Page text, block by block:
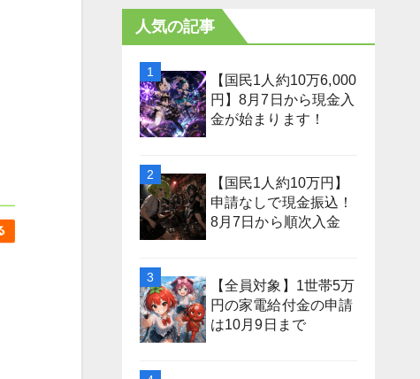
人気の記事
【国民1人約10万6,000
円】8月7日から現金入
金が始まります！
【国民1人約10万円】
申請なしで現金振込！
8月7日から順次入金
【全員対象】1世帯5万
円の家電給付金の申請
は10月9日まで